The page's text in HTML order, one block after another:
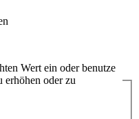
Wert ein oder benutze
erhöhen oder zu